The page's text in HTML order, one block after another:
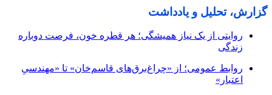
گزارش، تحلیل و یادداشت
روایتی از یک نیاز همیشگی؛ هر قطره خون، فرصت دوباره
زندگی
روابط عمومی؛ از «چراغ‌برق‌های قاسم‌خان» تا «مهندسیِ
اعتبار»